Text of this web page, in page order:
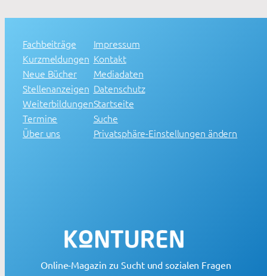
Fachbeiträge
Kurzmeldungen
Neue Bücher
Stellenanzeigen
Weiterbildungen
Termine
Über uns
Impressum
Kontakt
Mediadaten
Datenschutz
Startseite
Suche
Privatsphäre-Einstellungen ändern
Online-Magazin zu Sucht und sozialen Fragen